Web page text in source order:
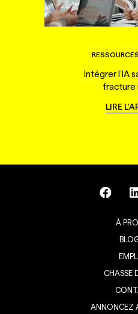
Intégrer l’IA
fracture
LIRE
À
CHASSE
ANNONCEZ